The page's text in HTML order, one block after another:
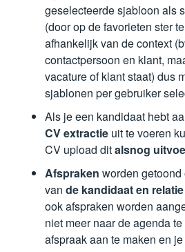
geselecteerde sjabloon als
(door op de favorieten ster
afhankelijk van de context
contactpersoon en klant,
vacature of klant staat) dus
sjablonen per gebruiker
Als je een kandidaat hebt
CV extractie uit te voeren
CV upload ditalsnog
Afspraken worden getoond
van de kandidaat en relatie
ook afspraken worden
niet meer naar de agenda
afspraak aan te maken en